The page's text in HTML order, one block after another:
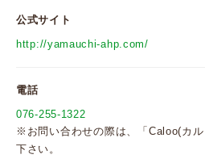
公式サイト
http://yamauchi-ahp.com/
電話
076-255-1322
※お問い合わせの際は、「Caloo(カ
下さい。